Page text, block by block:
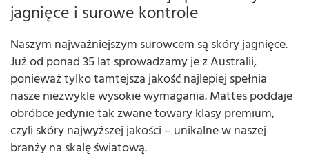
jagnięce i surowe kontrole
Naszym najważniejszym surowcem są skóry jagnięce.
Już od ponad 35 lat sprowadzamy je z Australii,
ponieważ tylko tamtejsza jakość najlepiej spełnia
nasze niezwykle wysokie wymagania. Mattes poddaje
obróbce jedynie tak zwane towary klasy premium,
czyli skóry najwyższej jakości – unikalne w naszej
branży na skalę światową.